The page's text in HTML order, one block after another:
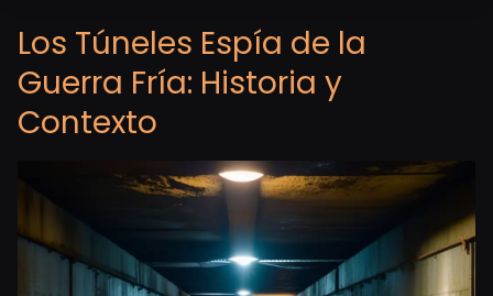
Los Túneles Espía de la
Guerra Fría: Historia y
Contexto